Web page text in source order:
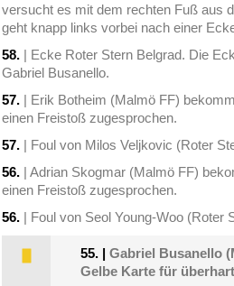
versucht es mit dem rechten Fuß aus
geht knapp links vorbei nach einer
58. | Ecke Roter Stern Belgrad. Die
Gabriel Busanello.
57. | Erik Botheim (Malmö FF)
einen Freistoß zugesprochen.
57. | Foul von Milos Veljkovic (Roter
56. | Adrian Skogmar (Malmö FF)
einen Freistoß zugesprochen.
56. | Foul von Seol Young-Woo (Roter
55. |Gabriel Busanello
Gelbe Karte für